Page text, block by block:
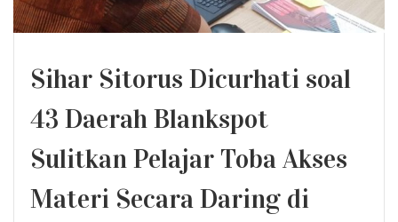
Sihar Sitorus Dicurhati soal
43 Daerah Blankspot
Sulitkan Pelajar Toba Akses
Materi Secara Daring di